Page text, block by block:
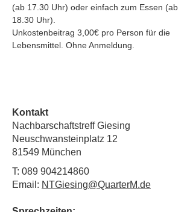
(ab 17.30 Uhr) oder einfach zum Essen (ab
18.30 Uhr).
Unkostenbeitrag 3,00€ pro Person für die
Lebensmittel. Ohne Anmeldung.
Kontakt
Nachbarschaftstreff Giesing
Neuschwansteinplatz 12
81549 München
T: 089 904214860
Email: NTGiesing@QuarterM.de